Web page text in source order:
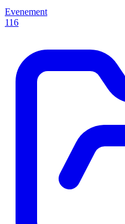
Evenement
116